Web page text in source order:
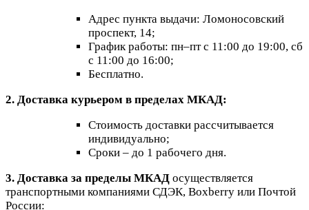
Адрес пункта выдачи: Ломоносовский
проспект, 14;
График работы: пн–пт с 11:00 до 19:00, сб
с 11:00 до 16:00;
Бесплатно.
2. Доставка курьером в пределах МКАД:
Стоимость доставки рассчитывается
индивидуально;
Сроки – до 1 рабочего дня.
3. Доставка за пределы МКАД осуществляется
транспортными компаниями СДЭК, Boxberry или Почтой
России: